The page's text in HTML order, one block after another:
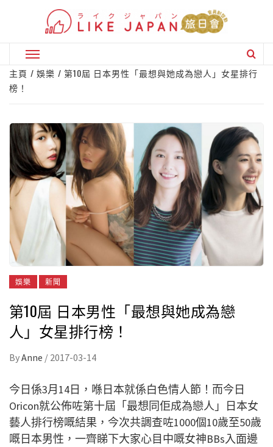
Primary
Menu
主頁 娛樂
第10屆 日本男性「最想與她成為戀人」女星排行
榜！
娛樂 新聞
第10屆 日本男性「最想與她成為戀
人」女星排行榜！
ByAnne / 2017-03-14
今日係3月14日，喺日本就係白色情人節！而今日
Oricon就公佈咗第十屆「最想同佢成為戀人」日本女
藝人排行榜嘅結果，今次共調查咗1000個10歲至50歲
嘅日本男性，一齊睇下大家心目中嘅女神BBs入面邊